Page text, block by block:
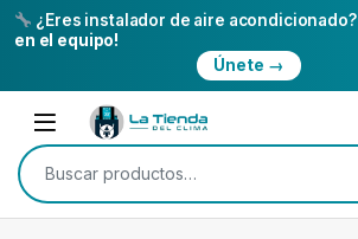
¿Eres instalador de aire acondicionado?
en el equipo!
Únete →
Skip to navigation
Skip to content
Open
Buscar por: